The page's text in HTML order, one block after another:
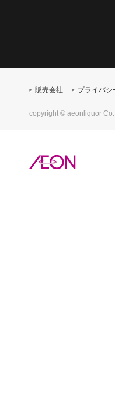
販売会社 プライバシ
copyright © aeonliquor